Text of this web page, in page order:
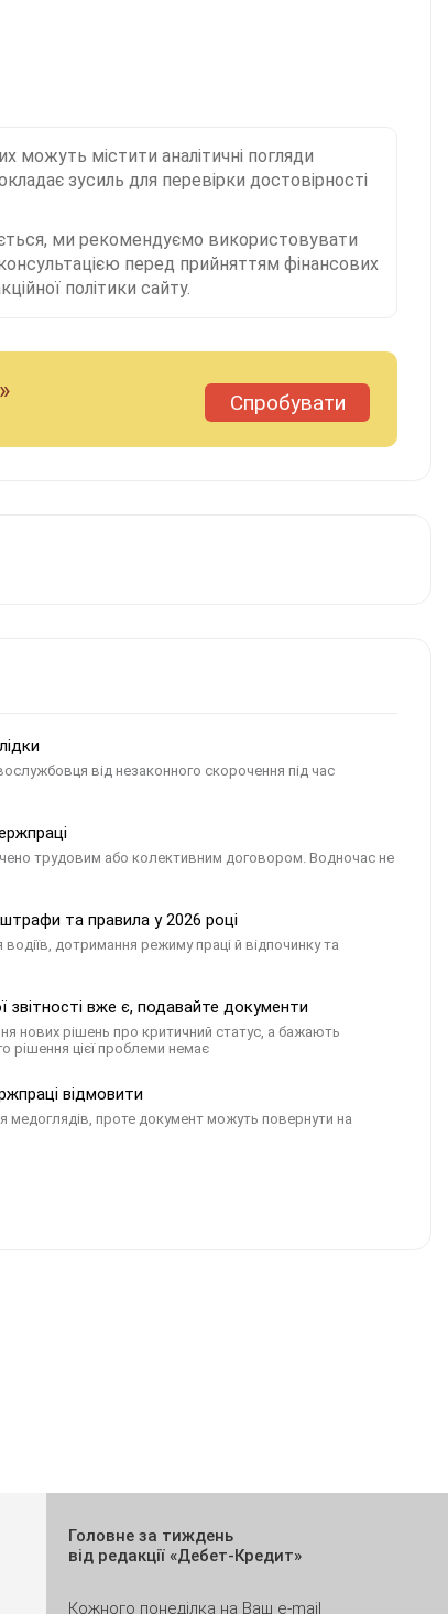
можуть містити аналітичні погляди
зусиль для перевірки достовірності
ми рекомендуємо використовувати
перед прийняттям фінансових
політики сайту.
Спробувати
від незаконного скорочення під час
трудовим або колективним договором. Водночас не
та правила у 2026 році
дотримання режиму праці й відпочинку та
вже є, подавайте документи
нових рішень про критичний статус, а бажають
рішення цієї проблеми немає
відмовити
медоглядів, проте документ можуть повернути на
Головне за тиждень
від редакції «Дебет-Кредит»
Кожного понеділка на Ваш e-mail